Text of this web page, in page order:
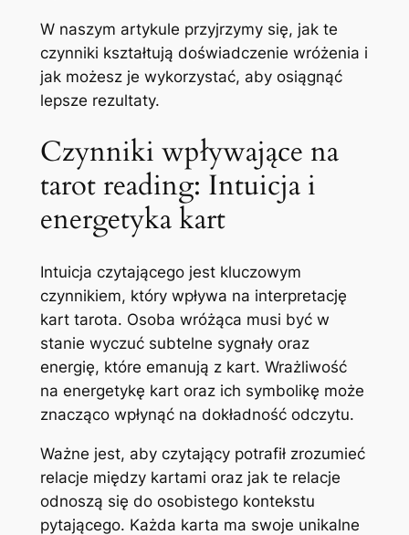
W naszym artykule przyjrzymy się, jak te
czynniki kształtują doświadczenie wróżenia i
jak możesz je wykorzystać, aby osiągnąć
lepsze rezultaty.
Czynniki wpływające na
tarot reading: Intuicja i
energetyka kart
Intuicja czytającego jest kluczowym
czynnikiem, który wpływa na interpretację
kart tarota. Osoba wróżąca musi być w
stanie wyczuć subtelne sygnały oraz
energię, które emanują z kart. Wrażliwość
na energetykę kart oraz ich symbolikę może
znacząco wpłynąć na dokładność odczytu.
Ważne jest, aby czytający potrafił zrozumieć
relacje między kartami oraz jak te relacje
odnoszą się do osobistego kontekstu
pytającego. Każda karta ma swoje unikalne